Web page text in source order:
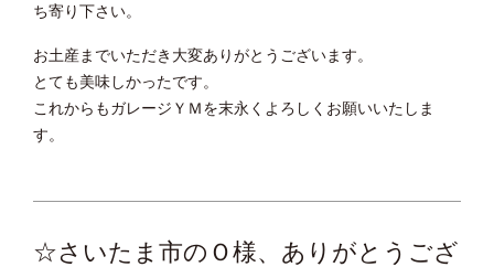
ち寄り下さい。
お土産までいただき大変ありがとうございます。
とても美味しかったです。
これからもガレージＹＭを末永くよろしくお願いいたしま
す。
☆さいたま市のＯ様、ありがとうござ